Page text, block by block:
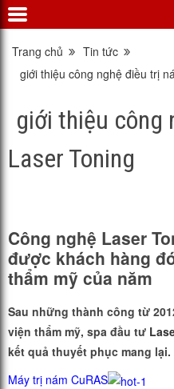
Trang chủ
Tin tức
giới thiệu công nghệ điều trị
giới thiệu công
Laser Toning
Công nghệ Laser
được khách hàng
thẩm mỹ của năm
Sau những thành công từ
viện thẩm mỹ, spa đầu tư
kết quả thuyết phục mang lại.
Máy trị nám CuRAS